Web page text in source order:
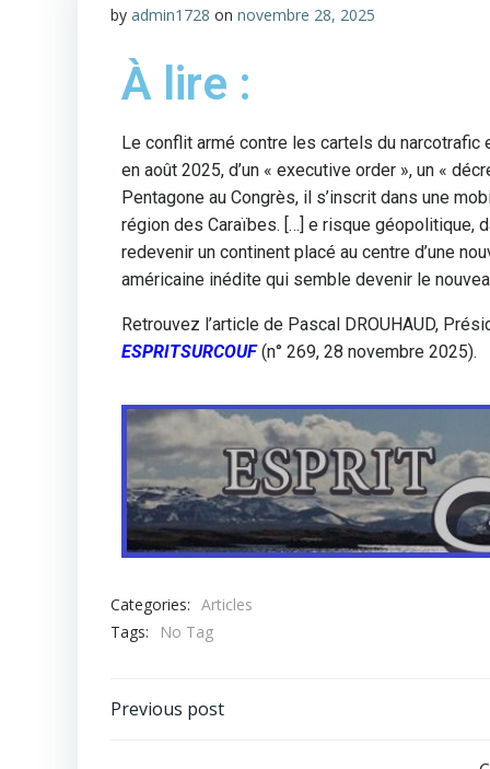
by admin1728 on novembre 28, 2025
À lire :
Le conflit armé contre les cartels du
en août 2025, d’un « executive order », un «
Pentagone au Congrès, il s’inscrit dans une
région des Caraïbes. […] e risque géopolitique,
redevenir un continent placé au centre d’une
américaine inédite qui semble devenir le
Retrouvez l’article de Pascal DROUHAUD,
ESPRITSURCOUF(n° 269, 28 novembre 2025).
Categories: Articles
Tags:
No Tag
Previous post